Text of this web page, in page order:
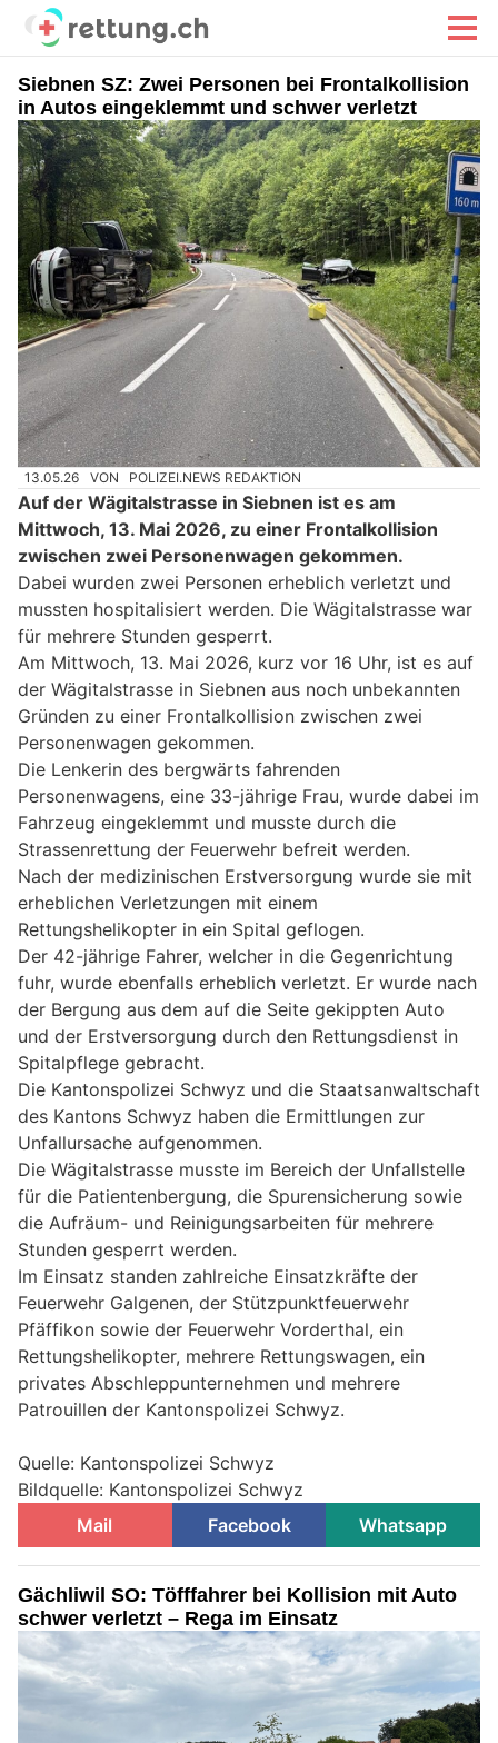
Siebnen SZ: Zwei Personen bei Frontalkollision
in Autos eingeklemmt und schwer verletzt
13.05.26 VON POLIZEI.NEWS REDAKTION
Auf der Wägitalstrasse in Siebnen ist es am
Mittwoch, 13. Mai 2026, zu einer Frontalkollision
zwischen zwei Personenwagen gekommen.
Dabei wurden zwei Personen erheblich verletzt und
mussten hospitalisiert werden. Die Wägitalstrasse war
für mehrere Stunden gesperrt.
Am Mittwoch, 13. Mai 2026, kurz vor 16 Uhr, ist es auf
der Wägitalstrasse in Siebnen aus noch unbekannten
Gründen zu einer Frontalkollision zwischen zwei
Personenwagen gekommen.
Die Lenkerin des bergwärts fahrenden
Personenwagens, eine 33-jährige Frau, wurde dabei im
Fahrzeug eingeklemmt und musste durch die
Strassenrettung der Feuerwehr befreit werden.
Nach der medizinischen Erstversorgung wurde sie mit
erheblichen Verletzungen mit einem
Rettungshelikopter in ein Spital geflogen.
Der 42-jährige Fahrer, welcher in die Gegenrichtung
fuhr, wurde ebenfalls erheblich verletzt. Er wurde nach
der Bergung aus dem auf die Seite gekippten Auto
und der Erstversorgung durch den Rettungsdienst in
Spitalpflege gebracht.
Die Kantonspolizei Schwyz und die Staatsanwaltschaft
des Kantons Schwyz haben die Ermittlungen zur
Unfallursache aufgenommen.
Die Wägitalstrasse musste im Bereich der Unfallstelle
für die Patientenbergung, die Spurensicherung sowie
die Aufräum- und Reinigungsarbeiten für mehrere
Stunden gesperrt werden.
Im Einsatz standen zahlreiche Einsatzkräfte der
Feuerwehr Galgenen, der Stützpunktfeuerwehr
Pfäffikon sowie der Feuerwehr Vorderthal, ein
Rettungshelikopter, mehrere Rettungswagen, ein
privates Abschleppunternehmen und mehrere
Patrouillen der Kantonspolizei Schwyz.
Quelle: Kantonspolizei Schwyz
Bildquelle: Kantonspolizei Schwyz
Mail
Facebook Whatsapp
Gächliwil SO: Töfffahrer bei Kollision mit Auto
schwer verletzt – Rega im Einsatz